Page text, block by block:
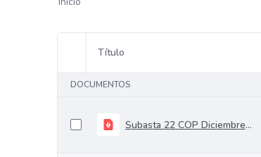
Selección del elemento
Título
DOCUMENTOS
Subasta 22 COP Diciembre 10 de 2025